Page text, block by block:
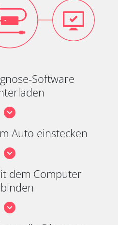
Software
Auto einstecken
dem Computer